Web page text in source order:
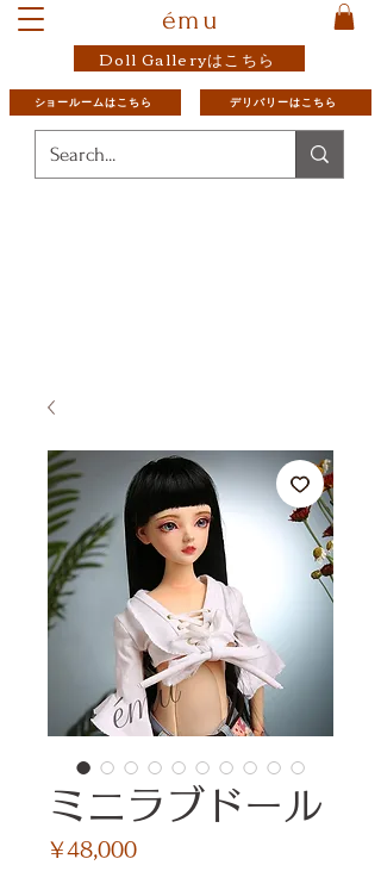
ému
Doll Galleryはこちら
ショールームはこちら デリバリーはこちら
ミニラブドール
￥48,000価